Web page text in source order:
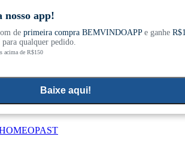
E comemore com 0
nosso app!
de primeira compra BEMVINDOAPPe ganhe
para qualquer pedido.
acima de R$150
Baixe aqui!
100g - Homeopast